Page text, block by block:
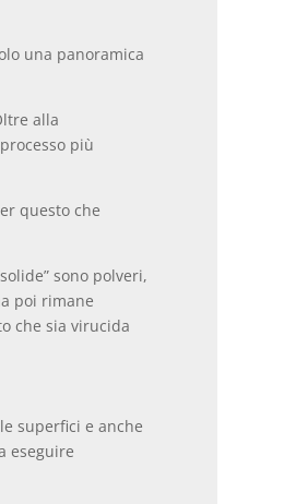
una panoramica
alla
più
questo che
sono polveri,
poi rimane
che sia virucida
superfici e anche
eseguire